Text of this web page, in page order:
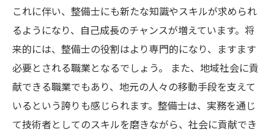
これに伴い、整備士にも新たな知識やスキルが求められ
るようになり、自己成長のチャンスが増えています。将
来的には、整備士の役割はより専門的になり、ますます
必要とされる職業となるでしょう。 また、地域社会に貢
献できる職業でもあり、地元の人々の移動手段を支えて
いるという誇りも感じられます。整備士は、実務を通じ
て技術者としてのスキルを磨きながら、社会に貢献でき